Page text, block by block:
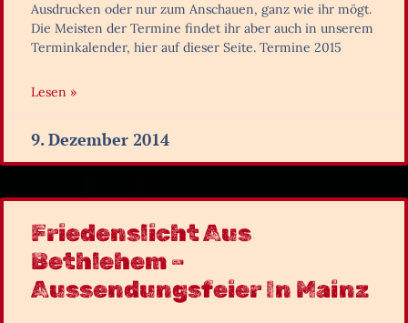
Ausdrucken oder nur zum Anschauen, ganz wie ihr mögt.
Die Meisten der Termine findet ihr aber auch in unserem
Terminkalender, hier auf dieser Seite. Termine 2015
Lesen »
9. Dezember 2014
Friedenslicht Aus
Bethlehem –
Aussendungsfeier In Mainz